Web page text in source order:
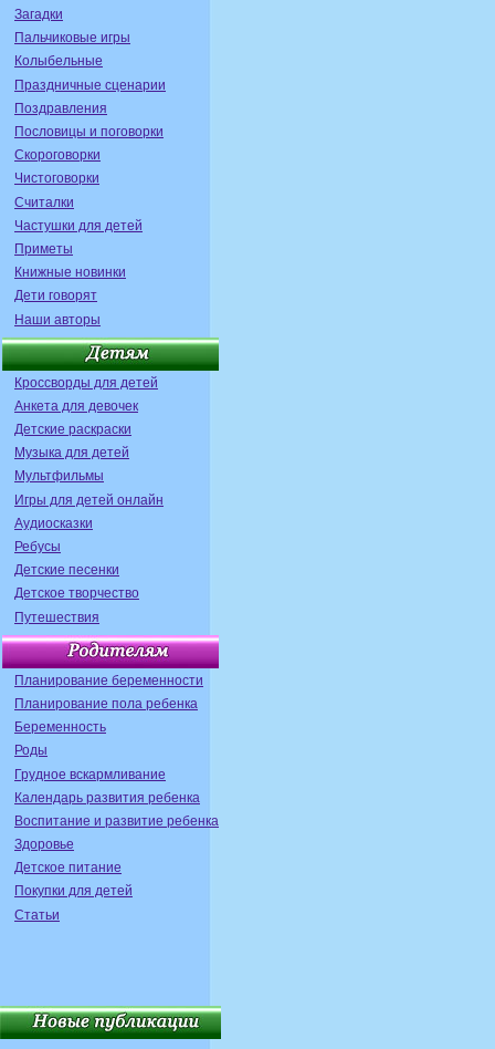
Загадки
Пальчиковые игры
Колыбельные
Праздничные сценарии
Поздравления
Пословицы и поговорки
Скороговорки
Чистоговорки
Считалки
Частушки для детей
Приметы
Книжные новинки
Дети говорят
Наши авторы
Кроссворды для детей
Анкета для девочек
Детские раскраски
Музыка для детей
Мультфильмы
Игры для детей онлайн
Аудиосказки
Ребусы
Детские песенки
Детское творчество
Путешествия
Планирование беременности
Планирование пола ребенка
Беременность
Роды
Грудное вскармливание
Календарь развития ребенка
Воспитание и развитие ребенка
Здоровье
Детское питание
Покупки для детей
Статьи